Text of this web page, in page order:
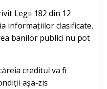
Legii 182 din 12
informațiilor clasificate,
banilor publici nu pot
creditul va fi
așa-zis